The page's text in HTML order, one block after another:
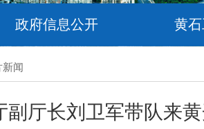
政府信息公开 黄
新闻
副厅长刘卫军带队来